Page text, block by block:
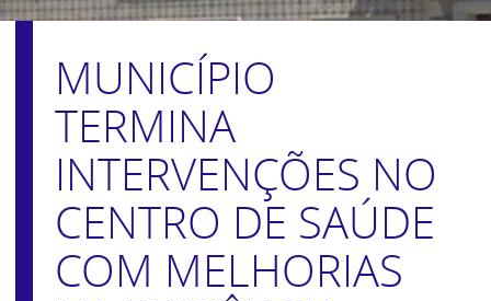
MUNICÍPIO
TERMINA
INTERVENÇÕES NO
CENTRO DE SAÚDE
COM MELHORIAS